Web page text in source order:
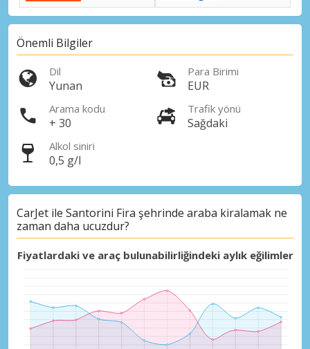
Önemli Bilgiler
Dil
Yunan
Para Birimi
EUR
Arama kodu
+ 30
Trafik yönü
Sağdaki
Alkol siniri
0,5 g/l
CarJet ile Santorini Fira şehrinde araba kiralamak ne
zaman daha ucuzdur?
Fiyatlardaki ve araç bulunabilirliğindeki aylık eğilimler